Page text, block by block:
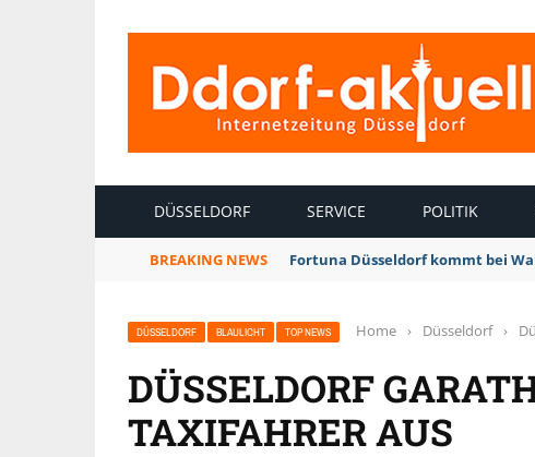
DÜSSELDORF SERVICE POLITIK
BREAKING NEWS Fortuna Düsseldorf kommt bei
DÜSSELDORF BLAULICHT TOP NEWS Home › Düsseldorf ›
DÜSSELDORF
TAXIFAHRER AUS